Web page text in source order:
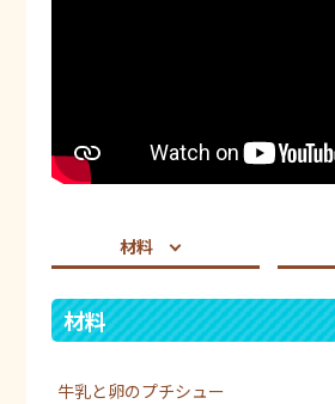
材料
材料
牛乳と卵のプチシュー